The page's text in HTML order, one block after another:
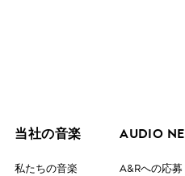
当社の音楽
私たちの音楽
AUDIO
A&Rへの応募